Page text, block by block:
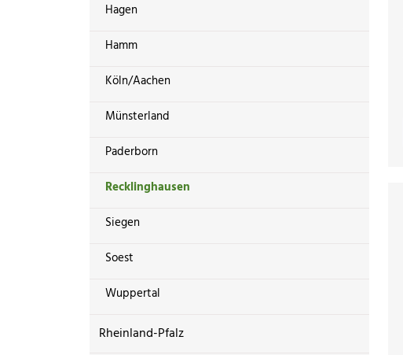
Hagen
Hamm
Köln/Aachen
Münsterland
Paderborn
Recklinghausen
Siegen
Soest
Wuppertal
Rheinland-Pfalz